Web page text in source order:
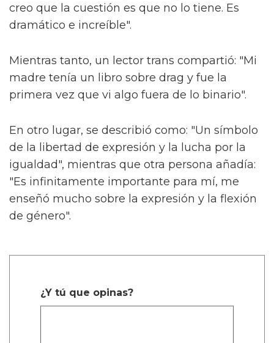
creo que la cuestión es que no lo tiene. Es
dramático e increíble".
Mientras tanto, un lector trans compartió: "Mi
madre tenía un libro sobre drag y fue la
primera vez que vi algo fuera de lo binario".
En otro lugar, se describió como: "Un símbolo
de la libertad de expresión y la lucha por la
igualdad", mientras que otra persona añadía:
"Es infinitamente importante para mí, me
enseñó mucho sobre la expresión y la flexión
de género".
¿Y tú que opinas?